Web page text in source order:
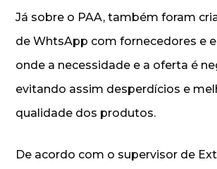
Já sobre o PAA, também foram
de WhtsApp com fornecedores e
onde a necessidade e a oferta é
evitando assim desperdícios e
qualidade dos produtos.
De acordo com o supervisor de